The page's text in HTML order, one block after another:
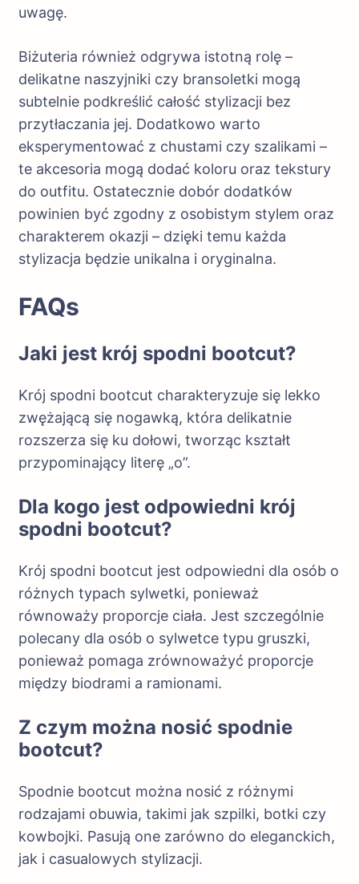
uwagę.
Biżuteria również odgrywa istotną rolę –
delikatne naszyjniki czy bransoletki mogą
subtelnie podkreślić całość stylizacji bez
przytłaczania jej. Dodatkowo warto
eksperymentować z chustami czy szalikami –
te akcesoria mogą dodać koloru oraz tekstury
do outfitu. Ostatecznie dobór dodatków
powinien być zgodny z osobistym stylem oraz
charakterem okazji – dzięki temu każda
stylizacja będzie unikalna i oryginalna.
FAQs
Jaki jest krój spodni bootcut?
Krój spodni bootcut charakteryzuje się lekko
zwężającą się nogawką, która delikatnie
rozszerza się ku dołowi, tworząc kształt
przypominający literę „o”.
Dla kogo jest odpowiedni krój
spodni bootcut?
Krój spodni bootcut jest odpowiedni dla osób o
różnych typach sylwetki, ponieważ
równoważy proporcje ciała. Jest szczególnie
polecany dla osób o sylwetce typu gruszki,
ponieważ pomaga zrównoważyć proporcje
między biodrami a ramionami.
Z czym można nosić spodnie
bootcut?
Spodnie bootcut można nosić z różnymi
rodzajami obuwia, takimi jak szpilki, botki czy
kowbojki. Pasują one zarówno do eleganckich,
jak i casualowych stylizacji.